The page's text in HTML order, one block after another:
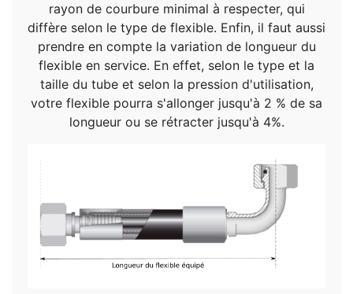
rayon de courbure minimal à respecter, qui
diffère selon le type de flexible. Enfin, il faut aussi
prendre en compte la variation de longueur du
flexible en service. En effet, selon le type et la
taille du tube et selon la pression d'utilisation,
votre flexible pourra s'allonger jusqu'à 2 % de sa
longueur ou se rétracter jusqu'à 4%.